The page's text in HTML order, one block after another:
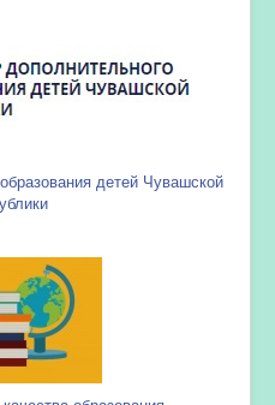
детей Чувашской